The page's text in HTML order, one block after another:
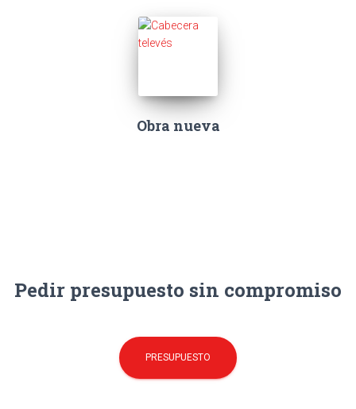
Obra nueva
Pedir presupuesto sin compromiso
PRESUPUESTO